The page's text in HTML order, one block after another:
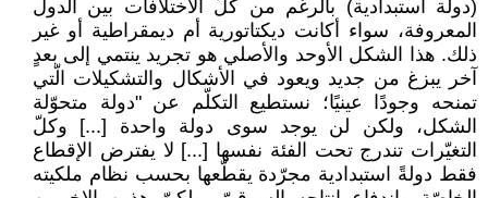
(دولة استبدادية) بالرغم من كلّ ‏الاختلافات بين الدول
المعروفة، سواء أكانت ‏ديكتاتورية أم ديمقراطية أو غير
ذلك. هذا الشكل ‏الأوحد والأصلي هو تجريد ينتمي إلى بعدٍ
آخر ‏يبزغ من جديد ويعود في الأشكال والتشكيلات ‏الّتي
تمنحه وجودًا عينيًا؛ نستطيع التكلّم عن "دولة ‏متحوّلة
الشكل، ولكن لن يوجد سوى دولة واحدة ‏‏[...] وكلّ
التغيّرات تندرج تحت الفئة نفسها ‏‏[...] لا يفترض الإقطاع
فقط دولةً استبدادية ‏مجرّدة يقطّعها بحسب نظام ملكيته